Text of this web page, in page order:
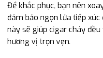
Để khắc phục, bạn nên
đảm bảo ngọn lửa tiếp xúc
này sẽ giúp cigar cháy
hương vị trọn vẹn.